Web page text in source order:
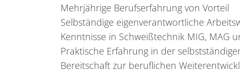
Mehrjährige Berufserfahrung von Vorteil
Selbständige eigenverantwortliche
Kenntnisse in Schweißtechnik MIG, MAG
Praktische Erfahrung in der
Bereitschaft zur beruflichen